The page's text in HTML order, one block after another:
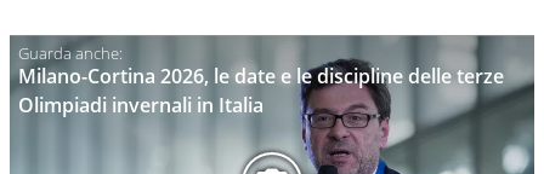
Milano-Cortina 2026, le date e le discipline delle terze
Olimpiadi invernali in Italia